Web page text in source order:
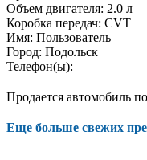
Объем двигателя: 2.0 л
Коробка передач: CVT
Имя: Пользователь
Город: Подольск
Телефон(ы):
Продается автомобиль
Еще больше свежих